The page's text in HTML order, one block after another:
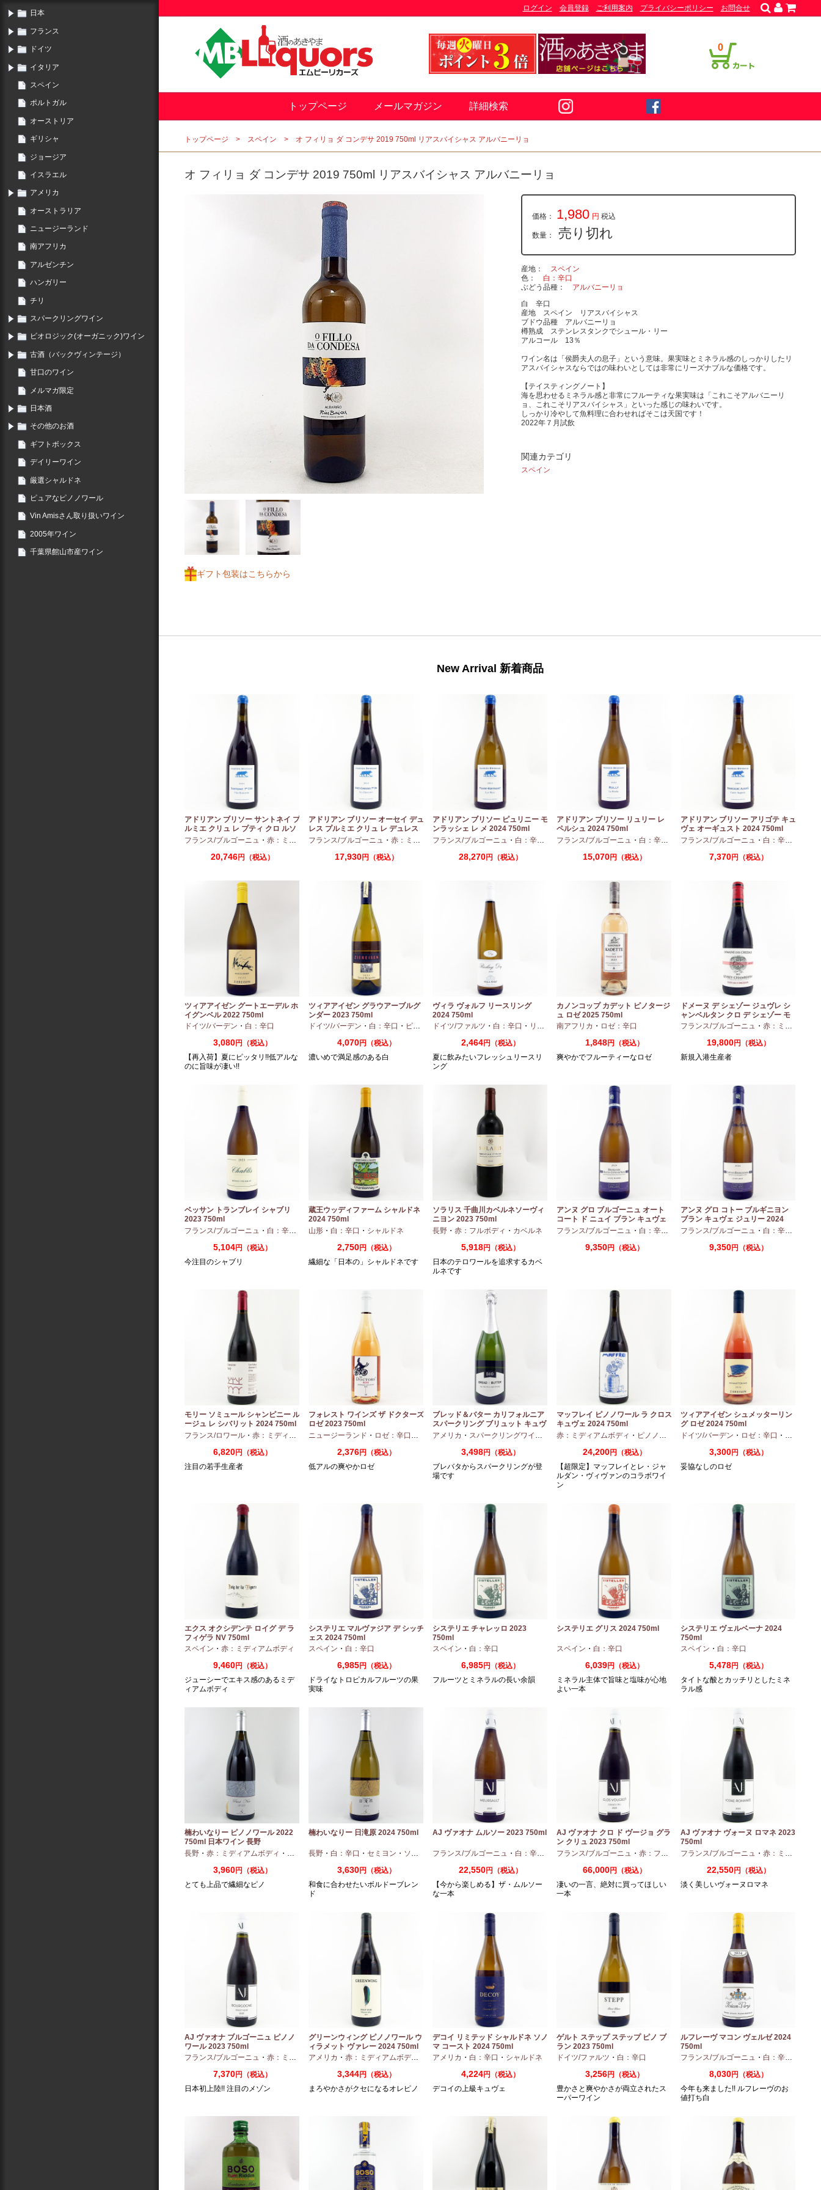
日本
フランス
ドイツ
イタリア
スペイン
ポルトガル
オーストリア
ギリシャ
ジョージア
イスラエル
アメリカ
オーストラリア
ニュージーランド
南アフリカ
アルゼンチン
ハンガリー
チリ
スパークリングワイン
ビオロジック(オーガニック)ワイン
古酒（バックヴィンテージ）
甘口のワイン
メルマガ限定
日本酒
その他のお酒
ギフトボックス
デイリーワイン
厳選シャルドネ
ピュアなピノノワール
Vin Amisさん取り扱いワイン
2005年ワイン
千葉県館山市産ワイン
0
ログイン 会員登録 ご利用案内 プライバシーポリシー お問合せ
トップページ メールマガジン 詳細検索
トップページ スペイン オ フィリョ ダ コンデサ 2019 750ml リアスバイシャス アルバニーリョ
オ フィリョ ダ コンデサ 2019 750ml リアスバイシャス アルバニーリョ
ギフト包装はこちらから
価格： 1,980 円 税込
数量： 売り切れ
産地
スペイン
色
白：辛口
ぶどう品種
アルバニーリョ
白 辛口
産地 スペイン リアスバイシャス
ブドウ品種 アルバニーリョ
樽熟成 ステンレスタンクでシュール・リー
アルコール 13％
ワイン名は「侯爵夫人の息子」という意味。果実味とミネラル感のしっかりしたリ
アスバイシャスならではの味わいとしては非常にリーズナブルな価格です。
【テイスティングノート】
海を思わせるミネラル感と非常にフルーティな果実味は「これこそアルバニーリ
ョ、これこそリアスバイシャス」といった感じの味わいです。
しっかり冷やして魚料理に合わせればそこは天国です！
2022年７月試飲
関連カテゴリ
スペイン
New Arrival 新着商品
アドリアン ブリソー サントネイ プ
ルミエ クリュ レ プティ クロ ルソ
ー 2024 750ml
フランス/ブルゴーニュ ・ 赤：ミディアムボディ ・ピノノワール
20,746円（税込）
アドリアン ブリソー オーセイ デュ
レス プルミエ クリュ レ デュレス
2024 750ml
フランス/ブルゴーニュ ・ 赤：ミディアムボディ ・ピノノワール
17,930円（税込）
アドリアン ブリソー ピュリニー モ
ンラッシェ レ メ 2024 750ml
フランス/ブルゴーニュ ・ 白：辛口 シャルドネ
28,270円（税込）
アドリアン ブリソー リュリー レ
ペルシュ 2024 750ml
フランス/ブルゴーニュ ・ 白：辛口 シャルドネ
15,070円（税込）
アドリアン ブリソー アリゴテ キュ
ヴェ オーギュスト 2024 750ml
フランス/ブルゴーニュ ・ 白：辛口
7,370円（税込）
ツィアアイゼン グートエーデル ホ
イグンベル 2022 750ml
ドイツ/バーデン ・ 白：辛口
3,080円（税込）
【再入荷】夏にピッタリ!!低アルな
のに旨味が凄い!!
ツィアアイゼン グラウアーブルグ
ンダー 2023 750ml
ドイツ/バーデン ・ 白：辛口 ・ ピノグリ
4,070円（税込）
濃いめで満足感のある白
ヴィラ ヴォルフ リースリング
2024 750ml
ドイツ/ファルツ ・ 白：辛口 ・ リースリング
2,464円（税込）
夏に飲みたいフレッシュリースリ
ング
カノンコップ カデット ピノタージ
ュ ロゼ 2025 750ml
南アフリカ ・ ロゼ：辛口
1,848円（税込）
爽やかでフルーティーなロゼ
ドメーヌ デ シェゾー ジュヴレ シ
ャンベルタン クロ デ シェゾー モ
ノポール 2023 750ml
フランス/ブルゴーニュ ・ 赤：ミディアムボディ
19,800円（税込）
新規入港生産者
ベッサン トランブレイ シャブリ
2023 750ml
フランス/ブルゴーニュ ・ 白：辛口 シャルドネ
5,104円（税込）
今注目のシャブリ
蔵王ウッディファーム シャルドネ
2024 750ml
山形・ 白：辛口 ・ シャルドネ
2,750円（税込）
繊細な「日本の」シャルドネです
ソラリス 千曲川カベルネソーヴィ
ニヨン 2023 750ml
長野・ 赤：フルボディ ・ カベルネ
5,918円（税込）
日本のテロワールを追求するカベ
ルネです
アンヌ グロ ブルゴーニュ オート
コート ド ニュイ ブラン キュヴェ
マリーヌ 2024 750ml
フランス/ブルゴーニュ ・ 白：辛口 シャルドネ
9,350円（税込）
アンヌ グロ コトー ブルギニヨン
ブラン キュヴェ ジュリー 2024
フランス/ブルゴーニュ ・ 白：辛口
9,350円（税込）
モリー ソミュール シャンピニー ル
ージュ レ シバリット 2024 750ml
フランス/ロワール・ 赤：ミディアムボディ ・カベルネフラン
6,820円（税込）
注目の若手生産者
フォレスト ワインズ ザ ドクターズ
ロゼ 2023 750ml
ニュージーランド ・ ロゼ：辛口 ピノノワール
2,376円（税込）
低アルの爽やかロゼ
ブレッド＆バター カリフォルニア
スパークリング ブリュット キュヴ
ェ NV 750ml
アメリカ ・ スパークリングワイン シャルドネ
3,498円（税込）
ブレバタからスパークリングが登
場です
マッフレイ ピノノワール ラ クロス
キュヴェ 2024 750ml
赤：ミディアムボディ ・ ピノノワール
24,200円（税込）
【超限定】マッフレイとレ・ジャ
ルダン・ヴィヴァンのコラボワイ
ン
ツィアアイゼン シュメッターリン
グ ロゼ 2024 750ml
ドイツ/バーデン ・ ロゼ：辛口 ・
3,300円（税込）
妥協なしのロゼ
エクス オクシデンテ ロイグ デ ラ
フィゲラ NV 750ml
（2022/2023）
スペイン ・ 赤：ミディアムボディ
9,460円（税込）
ジューシーでエキス感のあるミデ
ィアムボディ
システリエ マルヴァジア デ シッチ
ェス 2024 750ml
スペイン ・ 白：辛口
6,985円（税込）
ドライなトロピカルフルーツの果
実味
システリエ チャレッロ 2023
750ml
スペイン ・ 白：辛口
6,985円（税込）
フルーツとミネラルの長い余韻
システリエ グリス 2024 750ml
スペイン ・ 白：辛口
6,039円（税込）
ミネラル主体で旨味と塩味が心地
よい一本
システリエ ヴェルベーナ 2024
750ml
スペイン ・ 白：辛口
5,478円（税込）
タイトな酸とカッチリとしたミネ
ラル感
楠わいなりー ピノノワール 2022
750ml 日本ワイン 長野
長野・ 赤：ミディアムボディ ・ ピノノワール
3,960円（税込）
とても上品で繊細なピノ
楠わいなりー 日滝原 2024 750ml
長野・ 白：辛口 ・ セミヨン ・ ソーヴィニオンブラン
3,630円（税込）
和食に合わせたいボルドーブレン
ド
AJ ヴァオナ ムルソー 2023 750ml
フランス/ブルゴーニュ ・ 白：辛口 シャルドネ
22,550円（税込）
【今から楽しめる】ザ・ムルソー
な一本
AJ ヴァオナ クロ ド ヴージョ グラ
ン クリュ 2023 750ml
フランス/ブルゴーニュ ・ 赤：フルボディ ・ピノノワール
66,000円（税込）
凄いの一言、絶対に買ってほしい
一本
AJ ヴァオナ ヴォーヌ ロマネ 2023
750ml
フランス/ブルゴーニュ ・ 赤：ミディアムボディ
22,550円（税込）
淡く美しいヴォーヌロマネ
AJ ヴァオナ ブルゴーニュ ピノノ
ワール 2023 750ml
フランス/ブルゴーニュ ・ 赤：ミディアムボディ ・ピノノワール
7,370円（税込）
日本初上陸!! 注目のメゾン
グリーンウィング ピノノワール ウ
ィラメット ヴァレー 2024 750ml
アメリカ ・ 赤：ミディアムボディ ピノノワール
3,344円（税込）
まろやかさがクセになるオレピノ
デコイ リミテッド シャルドネ ソノ
マ コースト 2024 750ml
アメリカ ・ 白：辛口 ・ シャルドネ
4,224円（税込）
デコイの上級キュヴェ
ゲルト ステップ ステップ ピノ ブ
ラン 2023 750ml
ドイツ/ファルツ ・ 白：辛口
3,256円（税込）
豊かさと爽やかさが両立されたス
ーパーワイン
ルフレーヴ マコン ヴェルゼ 2024
750ml
フランス/ブルゴーニュ ・ 白：辛口
8,030円（税込）
今年も来ました!! ルフレーヴのお
値打ち白